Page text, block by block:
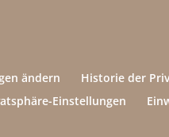
ändern Historie der
Einstellungen